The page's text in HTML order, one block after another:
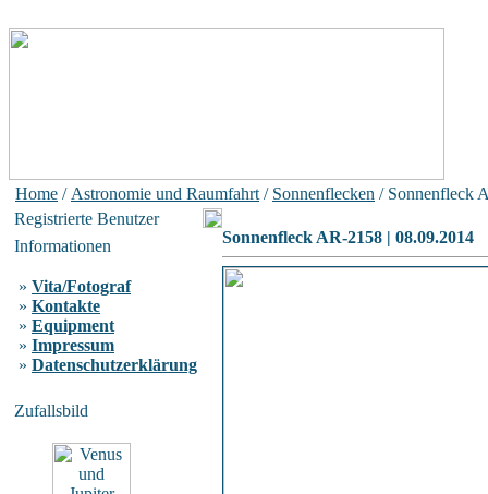
Home / Astronomie und Raumfahrt / Sonnenflecken / Sonnenfleck
Registrierte Benutzer
Informationen
» Vita/Fotograf
» Kontakte
» Equipment
» Impressum
» Datenschutzerklärung
Zufallsbild
Sonnenfleck AR-2158 | 08.09.2014